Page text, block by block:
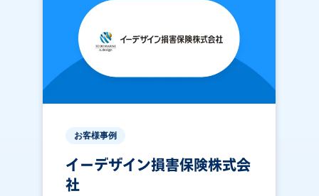
お客様事例
イーデザイン損害保険株式会
社